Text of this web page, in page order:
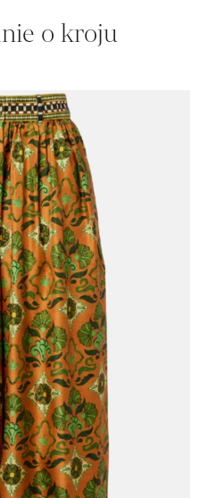
o kroju